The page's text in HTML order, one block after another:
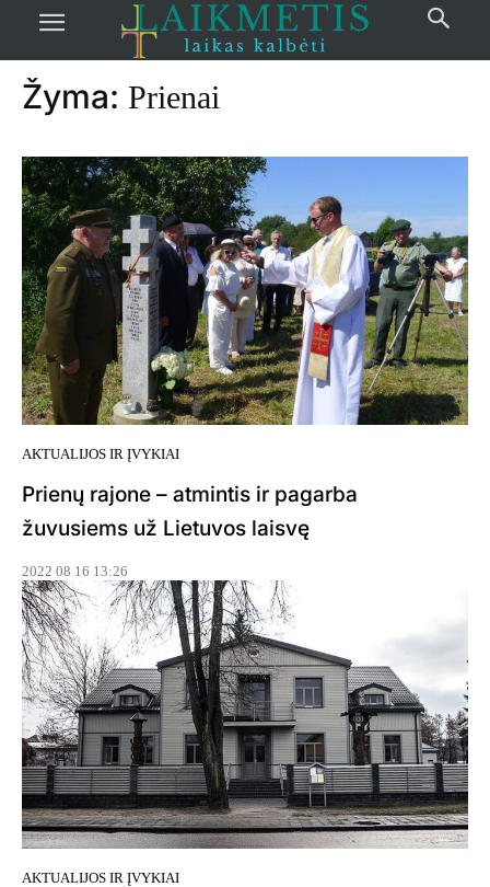
žymos Prienai
Žyma: Prienai
AKTUALIJOS IR ĮVYKIAI
Prienų rajone – atmintis ir pagarba
žuvusiems už Lietuvos laisvę
2022 08 16 13:26
AKTUALIJOS IR ĮVYKIAI